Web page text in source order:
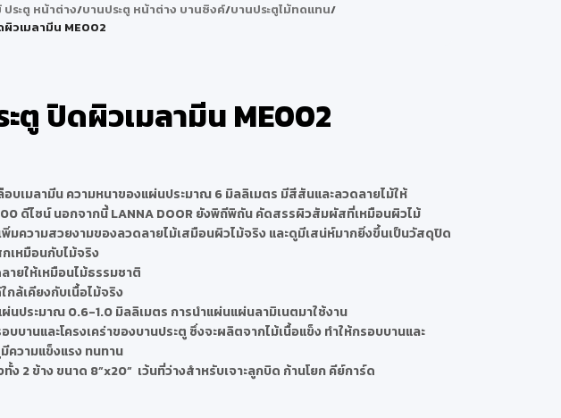
ประตู หน้าต่าง/บานประตู หน้าต่าง บานซิงค์/บานประตูไม้ทดแทน/
ผิวเมลามีน ME002
ตู ปิดผิวเมลามีน ME002
อบเมลามีน ความหนาของแผ่นประมาณ 6 มิลลิเมตร มีสีสันและลวดลายไม้ให้
ดีไซน์ นอกจากนี้ LANNA DOOR ยังพิถีพิถัน คัดสรรผิวสัมผัสที่เหมือนผิวไม้
พิ่มความสวยงามของลวดลายไม้เสมือนผิวไม้จริง และดูมีเสน่ห์มากยิ่งขึ้นเป็นวัสดุปิด
เหมือนกับไม้จริง
ยให้เหมือนไม้ธรรมชาติ
กล้เคียงกับเนื้อไม้จริง
นประมาณ 0.6-1.0 มิลลิเมตร การนำแผ่นแผ่นลามิเนตมาใช้งาน
บานและโครงเคร่าของบานประตู ซึ่งจะผลิตจากไม้เนื้อแข็ง ทำให้กรอบบานและ
มีความแข็งแรง ทนทาน
ทั้ง 2 ข้าง ขนาด 8”x20” เว้นที่ว่างสำหรับเจาะลูกบิด ก้านโยก คีย์การ์ด